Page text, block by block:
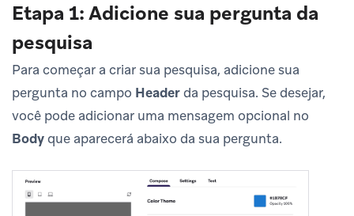
Etapa 1: Adicione sua pergunta da
pesquisa
Para começar a criar sua pesquisa, adicione sua
pergunta no campo Headerda pesquisa. Se desejar,
você pode adicionar uma mensagem opcional no
Bodyque aparecerá abaixo da sua pergunta.